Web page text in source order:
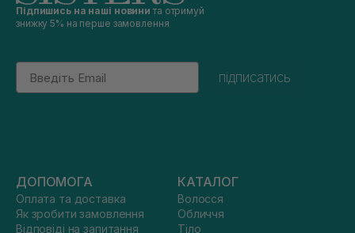
Підпишись на наші новини та отримуй
знижку 5% на перше замовлення
Email
підписатись
ДОПОМОГА
Оплата та доставка
Як зробити замовлення
Відповіді на запитання
КАТАЛОГ
Волосся
Обличчя
Тіло